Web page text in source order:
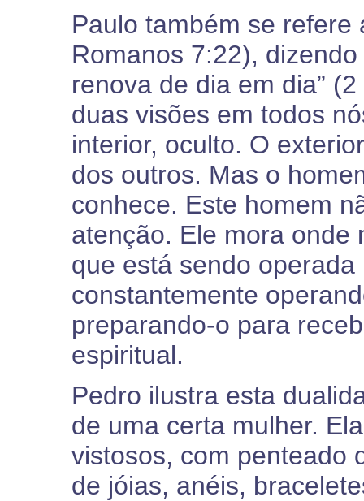
Paulo também se refere
Romanos 7:22),
renova de dia em dia”
duas visões em todos
interior, oculto. O
dos outros. Mas o
conhece. Este homem
atenção. Ele mora onde
que está sendo
constantemente
preparando-o para
espiritual.
Pedro ilustra esta
de uma certa mulher.
vistosos, com penteado
de jóias, anéis,